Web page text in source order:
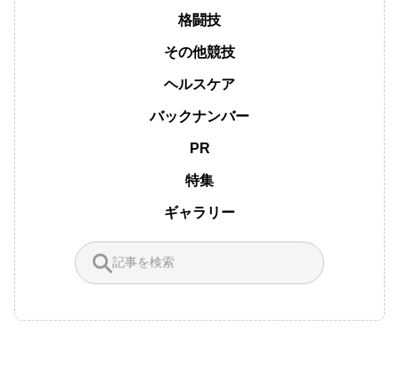
格闘技
その他競技
ヘルスケア
バックナンバー
PR
特集
ギャラリー